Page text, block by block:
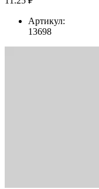
Артикул:
13698